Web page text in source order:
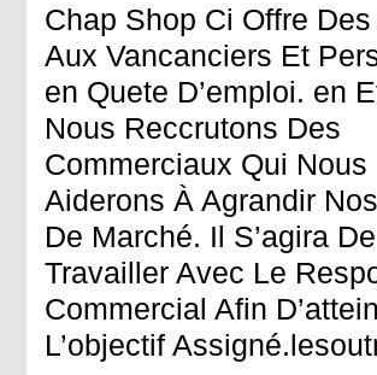
Chap Shop Ci Offre
Aux Vancanciers Et
en Quete D’emploi. en
Nous Reccrutons Des
Commerciaux Qui Nous
Aiderons À Agrandir
De Marché. Il S’agira De
Travailler Avec Le
Commercial Afin
L’objectif